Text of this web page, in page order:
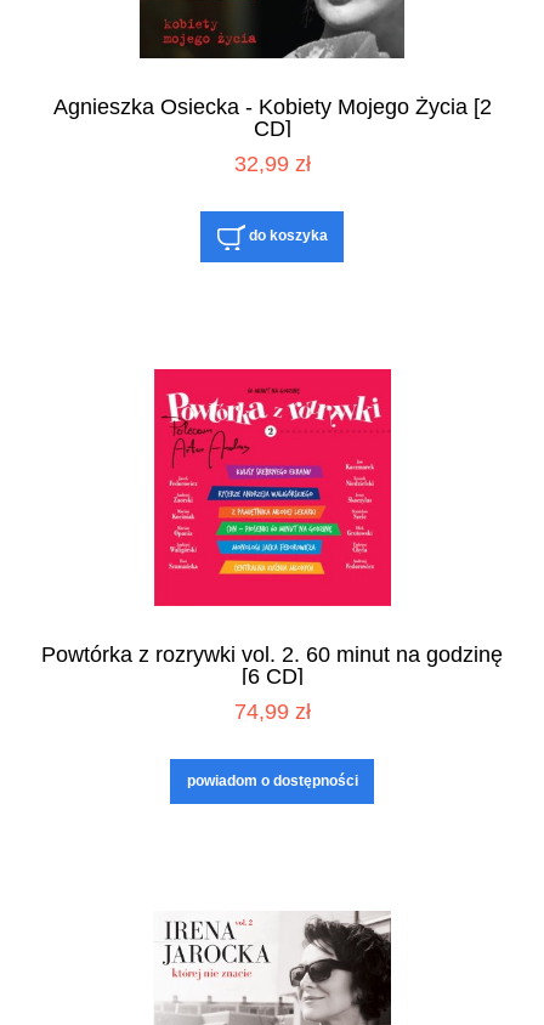
Agnieszka Osiecka - Kobiety Mojego Życia [2
CD]
32,99 zł
do koszyka
Powtórka z rozrywki vol. 2. 60 minut na godzinę
[6 CD]
74,99 zł
powiadom o dostępności